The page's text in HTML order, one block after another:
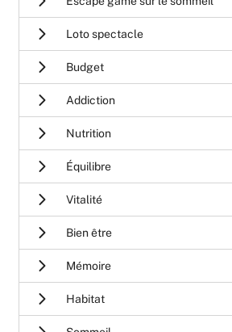
Loto spectacle
Budget
Addiction
Nutrition
Équilibre
Vitalité
Bien être
Mémoire
Habitat